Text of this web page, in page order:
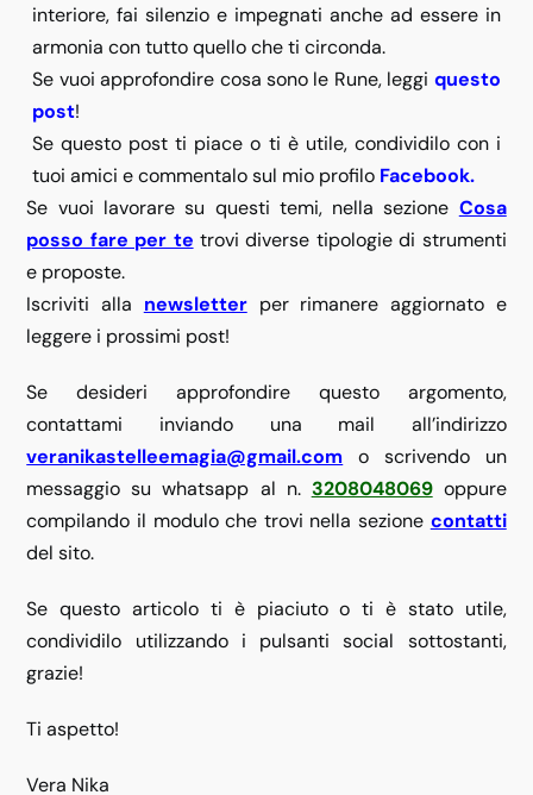
interiore, fai silenzio e impegnati anche ad essere in
armonia con tutto quello che ti circonda.
Se vuoi approfondire cosa sono le Rune, leggi questo
post!
Se questo post ti piace o ti è utile, condividilo con i
tuoi amici e commentalo sul mio profilo Facebook.
Se vuoi lavorare su questi temi, nella sezione Cosa
posso fare per te trovi diverse tipologie di strumenti
e proposte.
Iscriviti alla newsletterper rimanere aggiornato e
leggere i prossimi post!
Se desideri approfondire questo argomento,
contattami inviando una mail all’indirizzo
veranikastelleemagia@gmail.com o scrivendo un
messaggio su whatsapp al n. 3208048069oppure
compilando il modulo che trovi nella sezione contatti
del sito.
Se questo articolo ti è piaciuto o ti è stato utile,
condividilo utilizzando i pulsanti social sottostanti,
grazie!
Ti aspetto!
Vera Nika